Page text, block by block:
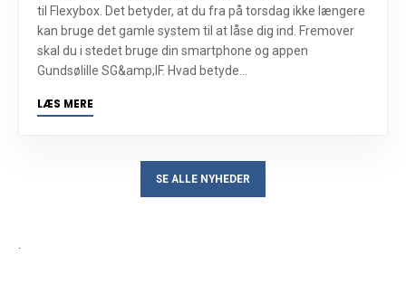
til Flexybox. Det betyder, at du fra på torsdag ikke længere
kan bruge det gamle system til at låse dig ind. Fremover
skal du i stedet bruge din smartphone og appen
Gundsølille SG&amp;IF. Hvad betyde...
LÆS MERE
SE ALLE NYHEDER